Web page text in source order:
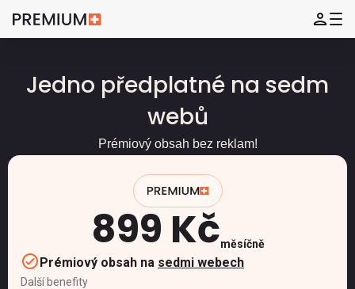
Jedno předplatné na sedm
webů
Prémiový obsah bez reklam!
899 Kčměsíčně
Prémiový obsah na sedmi webech
Další benefity